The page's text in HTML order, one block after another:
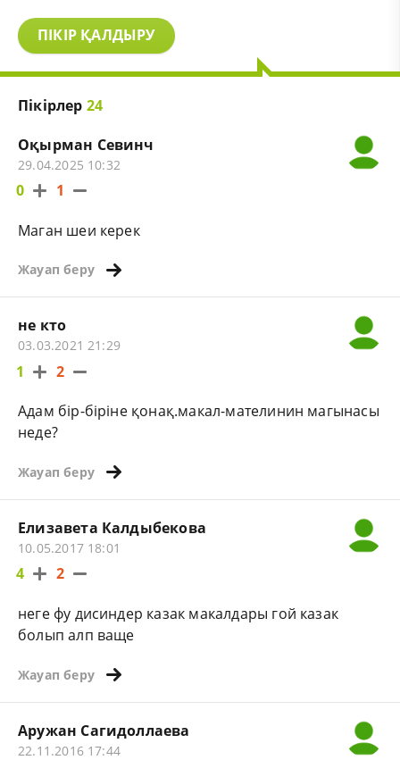
ПІКІР ҚАЛДЫРУ
Пікірлер 24
Оқырман Севинч
29.04.2025 10:32
0 1
Маган шеи керек
Жауап беру
не кто
03.03.2021 21:29
1 2
Адам бір-біріне қонақ.макал-мателинин магынасы
неде?
Жауап беру
Елизавета Калдыбекова
10.05.2017 18:01
4 2
неге фу дисиндер казак макалдары гой казак
болып алп ваще
Жауап беру
Аружан Сагидоллаева
22.11.2016 17:44